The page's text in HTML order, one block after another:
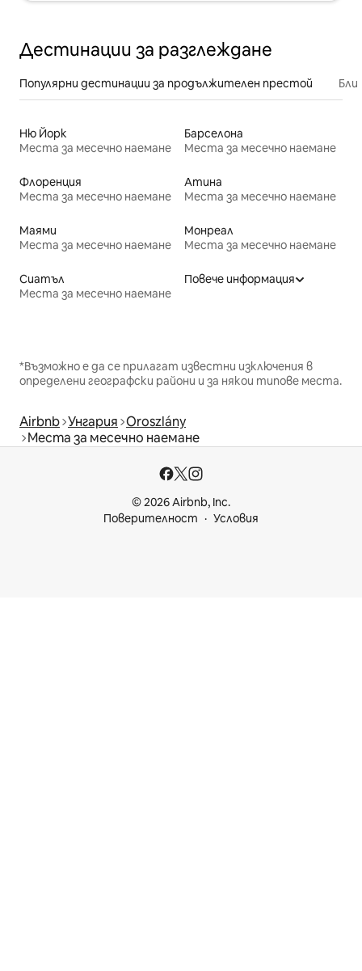
Дестинации за разглеждане
Популярни дестинации за продължителен престой
Ню Йорк
Места за месечно наемане
Барселона
Места за месечно наемане
Флоренция
Места за месечно наемане
Атина
Места за месечно наемане
Маями
Места за месечно наемане
Монреал
Места за месечно наемане
Сиатъл
Места за месечно наемане
Повече информация
*Възможно е да се прилагат известни изключения в
определени географски райони и за някои типове места.
Airbnb Унгария Oroszlány
Места за месечно наемане
© 2026 Airbnb, Inc.
Поверителност
Условия